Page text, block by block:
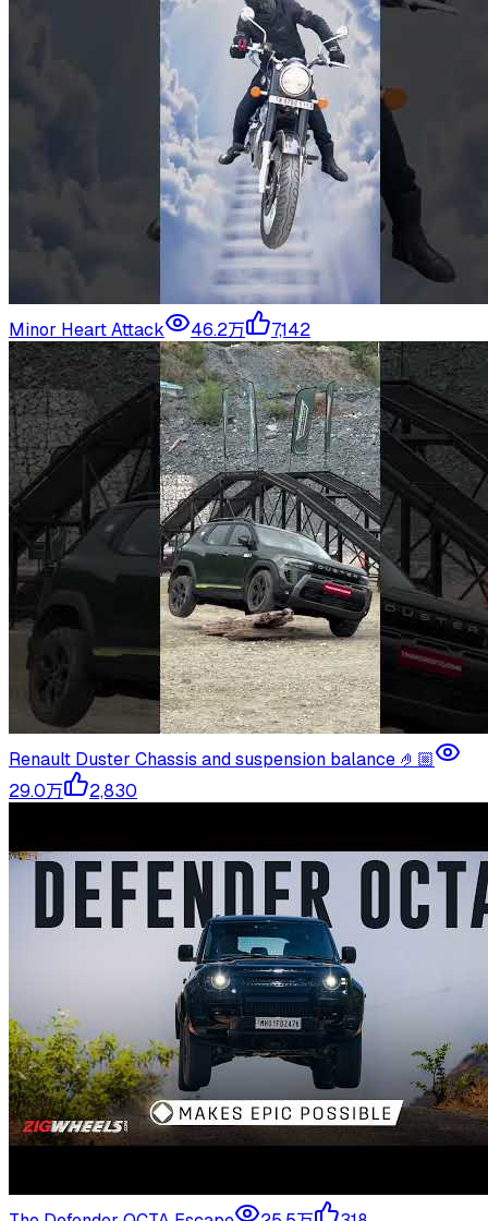
Minor Heart Attack 46.2万 7,142
Renault Duster Chassis and suspension balance 🤌🏼
29.0万
2,830